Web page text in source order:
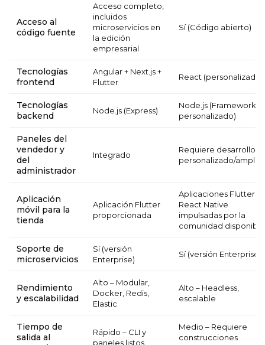
Acceso al
código fuente
Acceso completo,
incluidos
microservicios en
la edición
empresarial
Sí (Código abierto)
Tecnologías
frontend
Angular + Next.js +
Flutter
React (personalizado)
Tecnologías
backend
Node.js (Express)
Node.js (Framework
personalizado)
Paneles del
vendedor y
del
administrador
Integrado
Requiere desarrollo
personalizado/
Aplicación
móvil para la
tienda
Aplicación Flutter
proporcionada
Aplicaciones Flutter y
React Native
impulsadas por la
comunidad
Soporte de
microservicios
Sí (versión
Enterprise)
Sí (versión Enterprise)
Rendimiento
y escalabilidad
Alto – Modular,
Docker, Redis,
Elastic
Alto – Headless,
escalable
Tiempo de
salida al
Rápido – CLI y
paneles listos
Medio – Requiere
construcciones